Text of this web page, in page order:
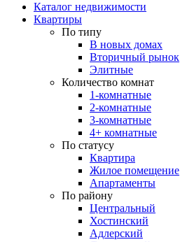
Каталог недвижимости
Квартиры
По типу
В новых домах
Вторичный рынок
Элитные
Количество комнат
1-комнатные
2-комнатные
3-комнатные
4+ комнатные
По статусу
Квартира
Жилое помещение
Апартаменты
По району
Центральный
Хостинский
Адлерский